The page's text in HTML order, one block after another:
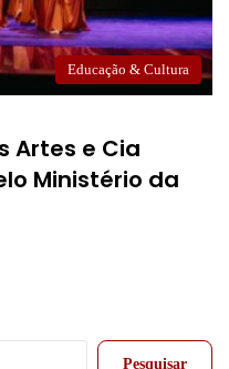
Educação & Cultura
Artes e Cia
Ministério da
Pesquisar